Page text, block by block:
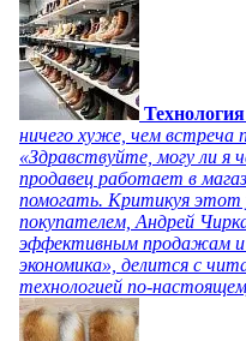
ничего хуже, чем встреча
«Здравствуйте, могу ли я
продавец работает в
помогать. Критикуя этот
покупателем, Андрей
эффективным продажам и
экономика», делится с
технологией по-